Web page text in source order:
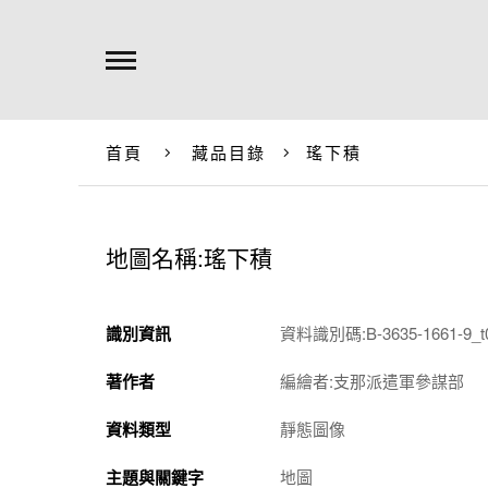
首頁 藏品目錄 瑤下積
地圖名稱:瑤下積
識別資訊 資料識別碼:B-3635-1661-
著作者 編繪者:支那派遣軍參謀部
資料類型 靜態圖像
主題與關鍵字 地圖